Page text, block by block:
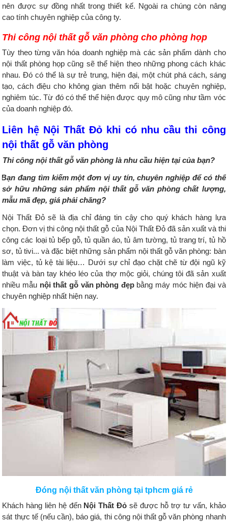
nên được sự đồng nhất trong thiết kế. Ngoài ra chúng còn nâng
cao tính chuyên nghiệp của công ty.
Thi công nội thất gỗ văn phòng cho phòng họp
Tùy theo từng văn hóa doanh nghiệp mà các sản phẩm dành cho
nội thất phòng họp cũng sẽ thể hiện theo những phong cách khác
nhau. Đó có thể là sự trẻ trung, hiện đại, một chút phá cách, sáng
tạo, cách điệu cho không gian thêm nổi bật hoặc chuyên nghiệp,
nghiêm túc. Từ đó có thể thể hiện được quy mô cũng như tầm vóc
của doanh nghiệp đó.
Liên hệ Nội Thất Đỏ khi có nhu cầu thi công
nội thất gỗ văn phòng
Thi công nội thất gỗ văn phòng là nhu cầu hiện tại của bạn?
Bạn đang tìm kiếm một đơn vị uy tín, chuyên nghiệp để có thể
sở hữu những sản phẩm nội thất gỗ văn phòng chất lượng,
mẫu mã đẹp, giá phải chăng?
Nội Thất Đỏ sẽ là địa chỉ đáng tin cậy cho quý khách hàng lựa
chọn. Đơn vị thi công nội thất gỗ của Nội Thất Đỏ đã sản xuất và thi
công các loại tủ bếp gỗ, tủ quần áo, tủ âm tường, tủ trang trí, tủ hồ
sơ, tủ tivi... và đặc biệt những sản phẩm nội thất gỗ văn phòng: bàn
làm việc, tủ kệ tài liệu… Dưới sự chỉ đạo chặt chẽ từ đội ngũ kỹ
thuật và bàn tay khéo léo của thợ mộc giỏi, chúng tôi đã sản xuất
nhiều mẫu nội thất gỗ văn phòng đẹpbằng máy móc hiện đại và
chuyên nghiệp nhất hiện nay.
Đóng nội thất văn phòng tại tphcm giá rẻ
Khách hàng liên hệ đến Nội Thất Đỏ sẽ được hỗ trợ tư vấn, khảo
sát thực tế (nếu cần), báo giá, thi công nội thất gỗ văn phòng nhanh